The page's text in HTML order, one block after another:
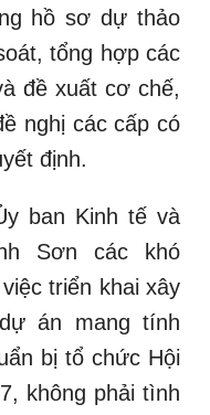
hồ sơ dự thảo
tổng hợp các
đề xuất cơ chế,
nghị các cấp có
định.
ban Kinh tế và
Sơn các khó
triển khai xây
án mang tính
bị tổ chức Hội
không phải tình